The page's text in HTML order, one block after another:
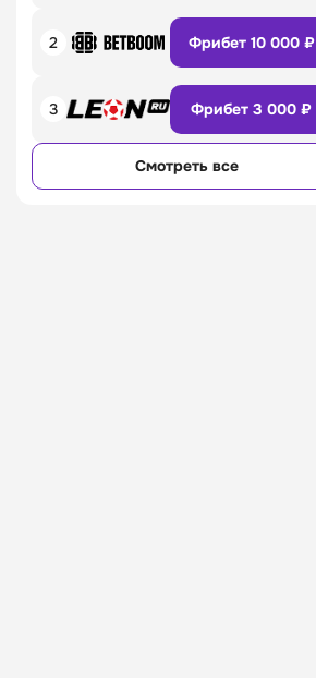
2 Фрибет 10 000 ₽
3 Фрибет 3 000 ₽
Смотреть все